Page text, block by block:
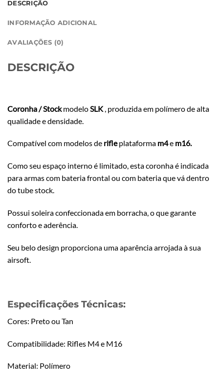
DESCRIÇÃO
INFORMAÇÃO ADICIONAL
AVALIAÇÕES (0)
DESCRIÇÃO
Coronha / StockmodeloSLK , produzida em polímero de alta
qualidade e densidade.
Compatível com modelos de rifleplataforma m4e m16.
Como seu espaço interno é limitado, esta coronha é indicada
para armas com bateria frontal ou com bateria que vá dentro
do tube stock.
Possui soleira confeccionada em borracha, o que garante
conforto e aderência.
Seu belo design proporciona uma aparência arrojada à sua
airsoft.
Especificações Técnicas:
Cores: Preto ou Tan
Compatibilidade: Rifles M4 e M16
Material: Polímero